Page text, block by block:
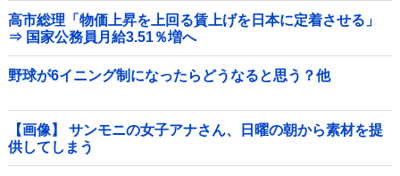
高市総理「物価上昇を上回る賃上げを日本に定着させる」
⇒ 国家公務員月給3.51％増へ
野球が6イニング制になったらどうなると思う？他
【画像】 サンモニの女子アナさん、日曜の朝から素材を提
供してしまう